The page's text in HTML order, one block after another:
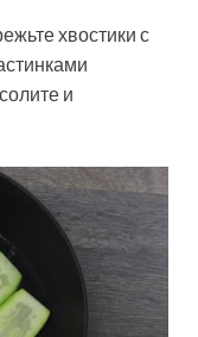
хвостики с
и